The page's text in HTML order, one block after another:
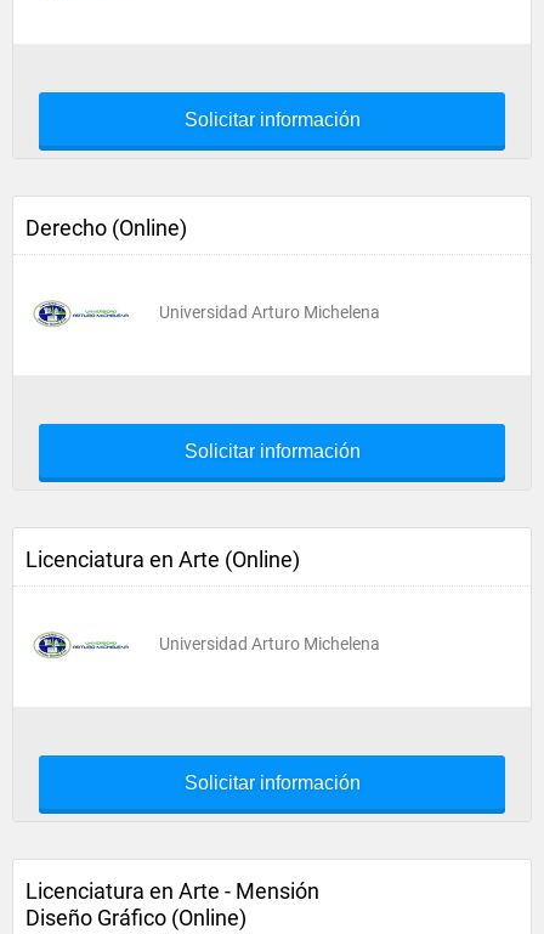
Solicitar información
Derecho (Online)
Universidad Arturo Michelena
Solicitar información
Licenciatura en Arte (Online)
Universidad Arturo Michelena
Solicitar información
Licenciatura en Arte - Mensión
Diseño Gráfico (Online)